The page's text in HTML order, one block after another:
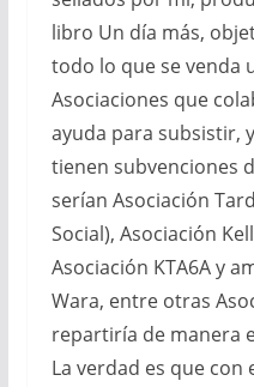
libro Un día más,
todo lo que se venda
Asociaciones que
ayuda para subsistir,
tienen subvenciones
serían Asociación
Social), Asociación
Asociación KTA6A y
Wara, entre otras
repartiría de manera
La verdad es que